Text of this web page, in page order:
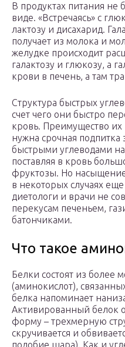
В продуктах питания не
виде. «Встречаясь» с
лактозу и дисахарид.
получает из молока и
желудке происходит
галактозу и глюкозу, а
крови в печень, а там
Структура быстрых
счет чего они быстро
кровь. Преимущество их
нужна срочная
быстрыми углеводами
поставляя в кровь
фруктозы. Но
в некоторых случаях
диетологи и врачи не
перекусам печеньем,
батончиками.
Что такое
Белки состоят из более
(аминокислот),
белка напоминает
Активированный белок
форму – трехмерную
скручивается и
подобие шара). Как и